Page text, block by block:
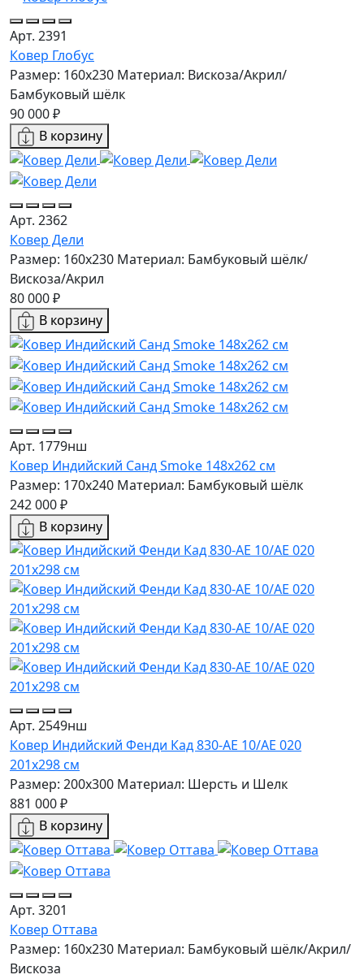
Арт. 2391
Ковер Глобус
Размер: 160х230 Материал: Вискоза/Акрил/
Бамбуковый шёлк
90 000 ₽
В корзину
Арт. 2362
Ковер Дели
Размер: 160х230 Материал: Бамбуковый шёлк/
Вискоза/Акрил
80 000 ₽
В корзину
Арт. 1779нш
Ковер Индийский Санд Smoke 148x262 см
Размер: 170x240 Материал: Бамбуковый шёлк
242 000 ₽
В корзину
Арт. 2549нш
Ковер Индийский Фенди Кад 830-AE 10/AE 020
201x298 см
Размер: 200x300 Материал: Шерсть и Шелк
881 000 ₽
В корзину
Арт. 3201
Ковер Оттава
Размер: 160х230 Материал: Бамбуковый шёлк/Акрил/
Вискоза